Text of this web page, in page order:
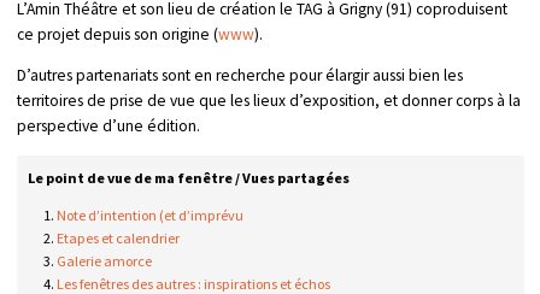
L’Amin Théâtre et son lieu de création le TAG à Grigny (91) coproduisent
ce projet depuis son origine (www).
D’autres partenariats sont en recherche pour élargir aussi bien les
territoires de prise de vue que les lieux d’exposition, et donner corps à la
perspective d’une édition.
Le point de vue de ma fenêtre / Vues partagées
Note d’intention (et d’imprévu
Etapes et calendrier
Galerie amorce
Les fenêtres des autres : inspirations et échos